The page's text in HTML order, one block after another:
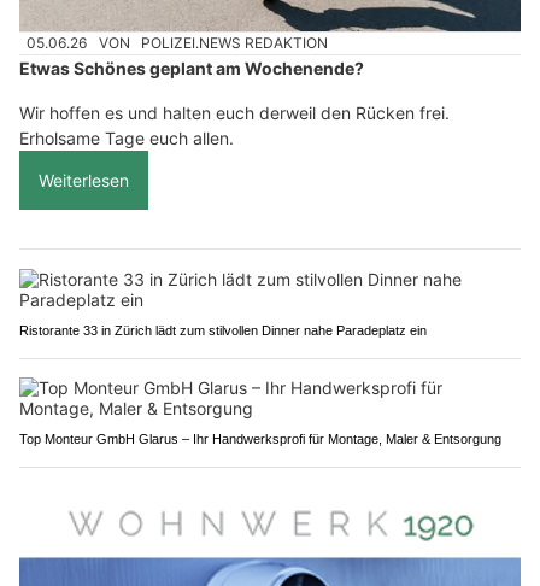
05.06.26 VON POLIZEI.NEWS REDAKTION
Etwas Schönes geplant am Wochenende?
Wir hoffen es und halten euch derweil den Rücken frei.
Erholsame Tage euch allen.
Weiterlesen
Ristorante 33 in Zürich lädt zum stilvollen Dinner nahe Paradeplatz ein
Top Monteur GmbH Glarus – Ihr Handwerksprofi für Montage, Maler & Entsorgung